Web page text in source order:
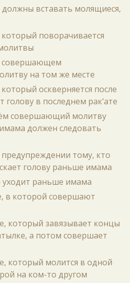
должны вставать молящиеся,
поворачивается
совершающем
на том же месте
оскверняется после
голову в последнем рак‘ате
совершающий молитву
должен следовать
предупреждении тому, кто
голову раньше имама
уходит раньше имама
в которой совершают
который завязывает концы
а потом совершает
который молится в одной
на ком-то другом